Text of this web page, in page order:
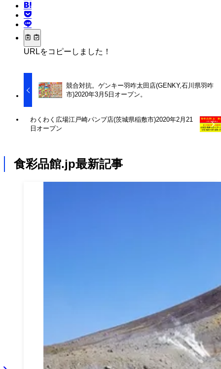
URLをコピーしました！
競合対抗。ゲンキー羽咋太田店(GENKY,石川県羽咋
市)2020年3月5日オープン。
わくわく広場江戸崎パンプ店(茨城県稲敷市)2020年2月21
日オープン
食彩品館.jp最新記事